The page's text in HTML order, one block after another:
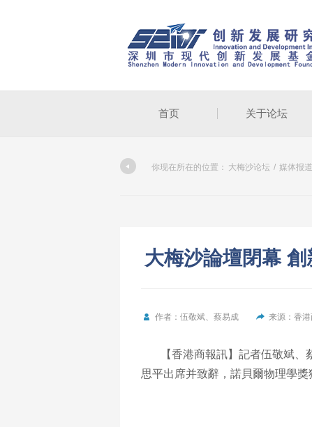
首页 关于论坛
你现在所在的位置： 大梅沙论坛 / 媒体报道
大梅沙論壇閉幕
作者：伍敬斌、蔡易成 来源：香港
【香港商報訊】記者伍敬斌
思平出席并致辭，諾貝爾物理學